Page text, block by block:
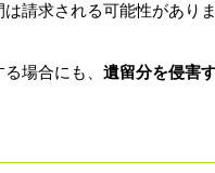
請求される可能性がありま
場合にも、 遺留分を侵害